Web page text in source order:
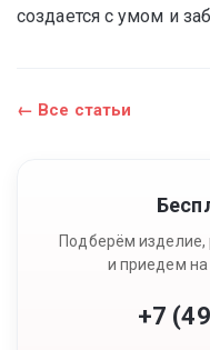
создается с умом и
← Все статьи
Подберём изделие,
и приедем на
+7